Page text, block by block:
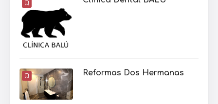
Reformas Dos Hermanas